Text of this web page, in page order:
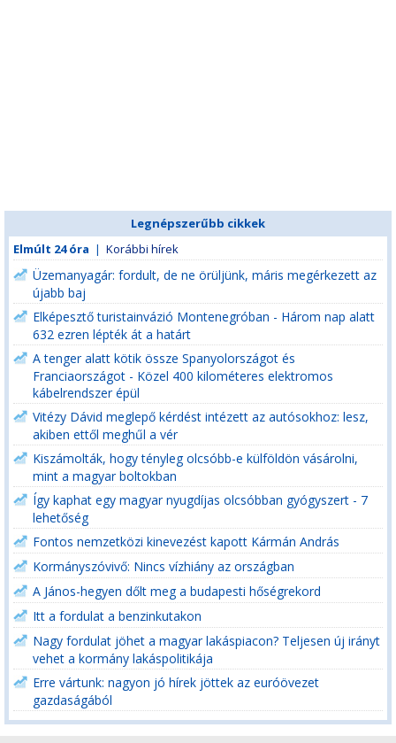
Legnépszerűbb cikkek
Elmúlt 24 óra | Korábbi hírek
Üzemanyagár: fordult, de ne örüljünk, máris megérkezett az
újabb baj
Elképesztő turistainvázió Montenegróban - Három nap alatt
632 ezren lépték át a határt
A tenger alatt kötik össze Spanyolországot és
Franciaországot - Közel 400 kilométeres elektromos
kábelrendszer épül
Vitézy Dávid meglepő kérdést intézett az autósokhoz: lesz,
akiben ettől meghűl a vér
Kiszámolták, hogy tényleg olcsóbb-e külföldön vásárolni,
mint a magyar boltokban
Így kaphat egy magyar nyugdíjas olcsóbban gyógyszert - 7
lehetőség
Fontos nemzetközi kinevezést kapott Kármán András
Kormányszóvivő: Nincs vízhiány az országban
A János-hegyen dőlt meg a budapesti hőségrekord
Itt a fordulat a benzinkutakon
Nagy fordulat jöhet a magyar lakáspiacon? Teljesen új irányt
vehet a kormány lakáspolitikája
Erre vártunk: nagyon jó hírek jöttek az euróövezet
gazdaságából